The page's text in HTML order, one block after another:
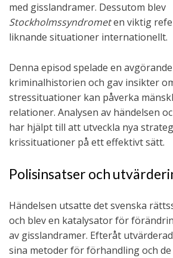
med gisslandramer. Dessutom blev
Stockholmssyndrometen viktig
liknande situationer internationellt.
Denna episod spelade en
kriminalhistorien och gav insikter
stressituationer kan påverka
relationer. Analysen av händelsen
har hjälpt till att utveckla nya
krissituationer på ett effektivt sätt.
Polisinsatser och
Händelsen utsatte det svenska
och blev en katalysator för
av gisslandramer. Efteråt
sina metoder för förhandling och